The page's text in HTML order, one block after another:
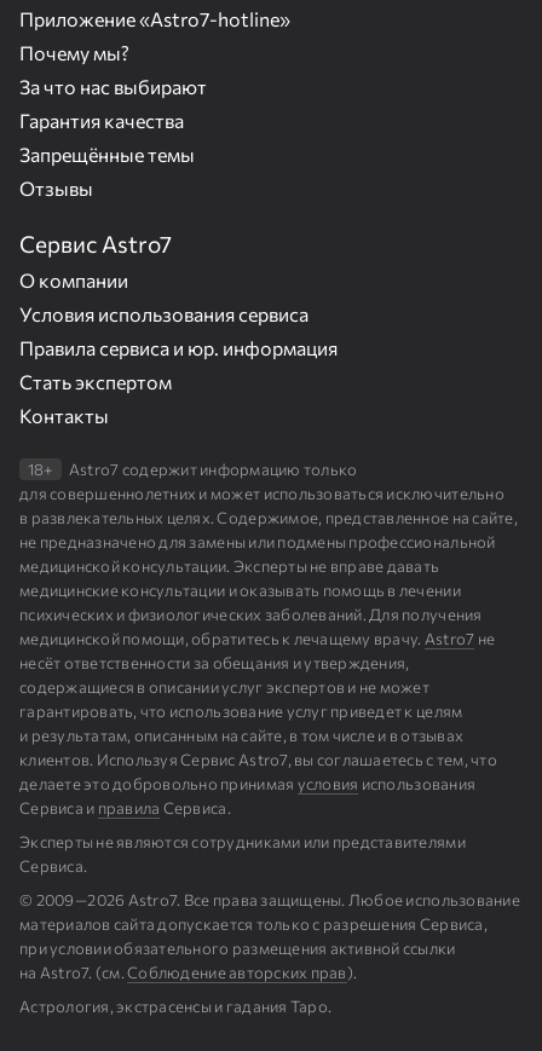
Приложение «Astro7-hotline»
Почему мы?
За что нас выбирают
Гарантия качества
Запрещённые темы
Отзывы
Сервис Astro7
О компании
Условия использования сервиса
Правила сервиса и юр. информация
Стать экспертом
Контакты
18+
Astro7 содержит информацию только
для совершеннолетних и может использоваться исключительно
в развлекательных целях. Содержимое, представленное на сайте,
не предназначено для замены или подмены профессиональной
медицинской консультации. Эксперты не вправе давать
медицинские консультации и оказывать помощь в лечении
психических и физиологических заболеваний. Для получения
медицинской помощи, обратитесь к лечащему врачу. Astro7 не
несёт ответственности за обещания и утверждения,
содержащиеся в описании услуг экспертов и не может
гарантировать, что использование услуг приведет к целям
и результатам, описанным на сайте, в том числе и в отзывах
клиентов. Используя Сервис Astro7, вы соглашаетесь с тем, что
делаете это добровольно принимая условия использования
Сервиса и правила Сервиса.
Эксперты не являются сотрудниками или представителями
Сервиса.
© 2009⁠—⁠2026 Astro7. Все права защищены. Любое использование
материалов сайта допускается только с разрешения Сервиса,
при условии обязательного размещения активной ссылки
на Astro7. (см.Cоблюдение авторских прав).
Астрология, экстрасенсы и гадания Таро.